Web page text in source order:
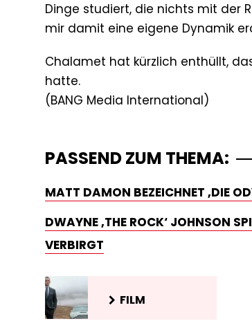
Dinge studiert, die nichts mit der
mir damit eine eigene Dynamik
Chalamet hat kürzlich enthüllt,
hatte.
PASSEND ZUM THEMA:
MATT DAMON BEZEICHNET ‚DIE
DWAYNE ‚THE ROCK‘ JOHNSON
VERBIRGT
FILM